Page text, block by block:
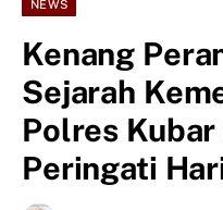
NEWS
Kenang
Sejarah
Polres
Peringati